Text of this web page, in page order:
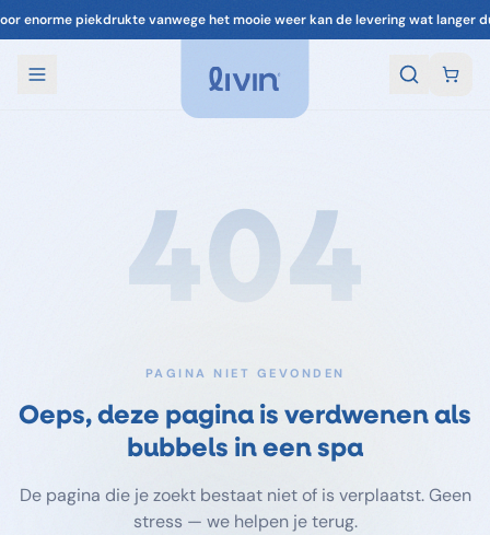
enorme piekdrukte vanwege het mooie weer kan de levering wat langer
404
PAGINA NIET GEVONDEN
Oeps, deze pagina is verdwenen als
bubbels in een spa
De pagina die je zoekt bestaat niet of is verplaatst. Geen
stress — we helpen je terug.